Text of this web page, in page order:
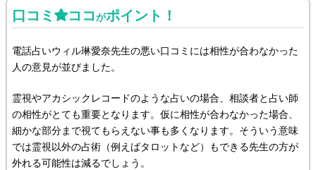
口コミ ココがポイント！
電話占いウィル琳愛奈先生の悪い口コミには相性が合わなかった
人の意見が並びました。
霊視やアカシックレコードのような占いの場合、相談者と占い師
の相性がとても重要となります。仮に相性が合わなかった場合、
細かな部分まで視てもらえない事も多くなります。そういう意味
では霊視以外の占術（例えばタロットなど）もできる先生の方が
外れる可能性は減るでしょう。